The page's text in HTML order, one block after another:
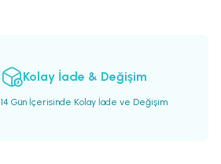
Kolay İade & Değişim
14 Gün İçerisinde Kolay İade ve Değişim